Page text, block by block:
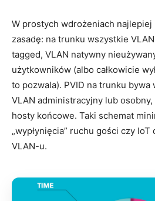
W prostych wdrożeniach najlepiej
zasadę: na trunku wszystkie
tagged, VLAN natywny
użytkowników (albo całkowicie
to pozwala). PVID na trunku
VLAN administracyjny lub
hosty końcowe. Taki schemat
„wypłynięcia” ruchu gości czy
VLAN-u.